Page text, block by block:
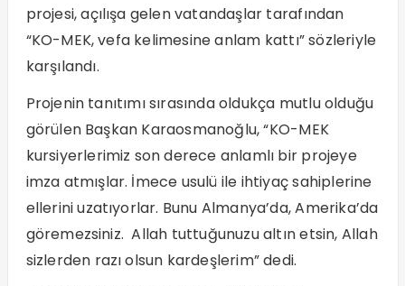
projesi, açılışa gelen vatandaşlar tarafından
“KO-MEK, vefa kelimesine anlam kattı” sözleriyle
karşılandı.
Projenin tanıtımı sırasında oldukça mutlu olduğu
görülen Başkan Karaosmanoğlu, “KO-MEK
kursiyerlerimiz son derece anlamlı bir projeye
imza atmışlar. İmece usulü ile ihtiyaç sahiplerine
ellerini uzatıyorlar. Bunu Almanya’da, Amerika’da
göremezsiniz. Allah tuttuğunuzu altın etsin, Allah
sizlerden razı olsun kardeşlerim” dedi.